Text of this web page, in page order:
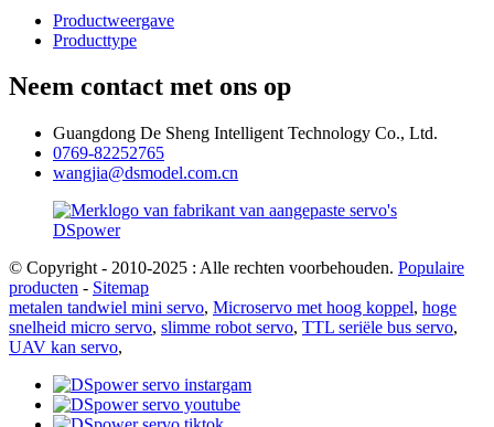
Productweergave
Producttype
Neem contact met ons op
Guangdong De Sheng Intelligent Technology Co., Ltd.
0769-82252765
wangjia@dsmodel.com.cn
© Copyright - 2010-2025 : Alle rechten voorbehouden. Populaire
producten - Sitemap
metalen tandwiel mini servo, Microservo met hoog koppel, hoge
snelheid micro servo, slimme robot servo, TTL seriële bus servo,
UAV kan servo,